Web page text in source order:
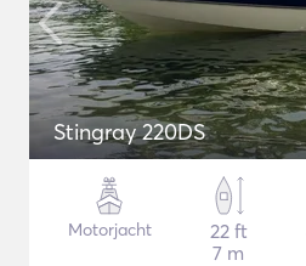
Stingray 220DS
Motorjacht
22 ft
7 m